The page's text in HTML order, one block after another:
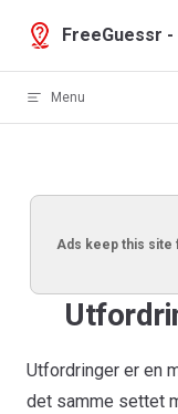
Skip to content
FreeGuessr -
Menu
Ads keep this site
Utfordringer er en
det samme settet